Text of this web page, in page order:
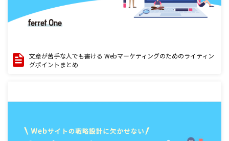
文章が苦手な人でも書ける Webマーケティングのためのライティン
グポイントまとめ